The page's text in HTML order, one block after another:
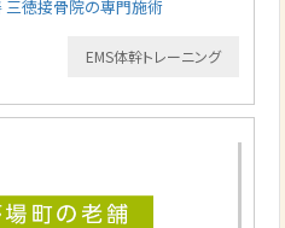
三徳接骨院の専門施術
EMS体幹トレーニング